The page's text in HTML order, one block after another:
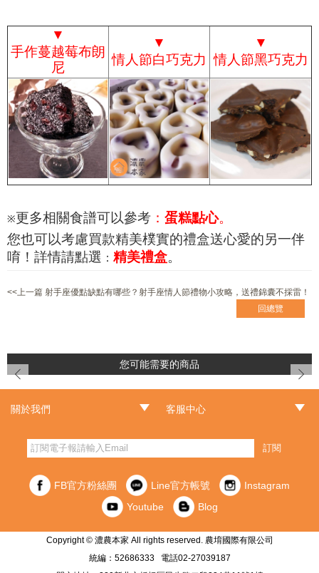
▼
手作蔓越莓布朗
尼
▼
情人節白巧克力
▼
情人節黑巧克力
※更多相關食譜可以參考 ： 蛋糕點心。
您也可以考慮買款精美樸實的禮盒送心愛的另一伴
唷！詳情請點選 ： 精美禮盒。
<<上一篇 射手座優點缺點有哪些？射手座情人節禮物小攻略，送禮錦囊不採雷！
回總覽
您可能需要的商品
prev next
關於我們 客服中心
訂閱
FB官方粉絲團 Line官方帳號
Instagram
Youtube
Blog
Copyright © 濃農本家 All rights reserved. 農堉國際有限公司
統編：52686333 電話02-27039187